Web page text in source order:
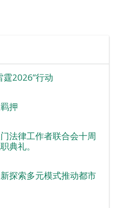
霆2026”行动
押
法律工作者联合会十周
典礼。
探索多元模式推动都市